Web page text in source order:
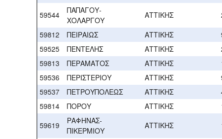
59544
ΠΑΠΑΓΟΥ-
ΧΟΛΑΡΓΟΥ
ΑΤΤΙΚΗΣ
59812
ΠΕΙΡΑΙΩΣ ΑΤΤΙΚΗΣ
59525
ΠΕΝΤΕΛΗΣ ΑΤΤΙΚΗΣ
59813
ΠΕΡΑΜΑΤΟΣ ΑΤΤΙΚΗΣ
59536
ΠΕΡΙΣΤΕΡΙΟΥ ΑΤΤΙΚΗΣ
59537
ΠΕΤΡΟΥΠΟΛΕΩΣ ΑΤΤΙΚΗΣ
59814
ΠΟΡΟΥ ΑΤΤΙΚΗΣ
59619
ΡΑΦΗΝΑΣ-
ΠΙΚΕΡΜΙΟΥ
ΑΤΤΙΚΗΣ